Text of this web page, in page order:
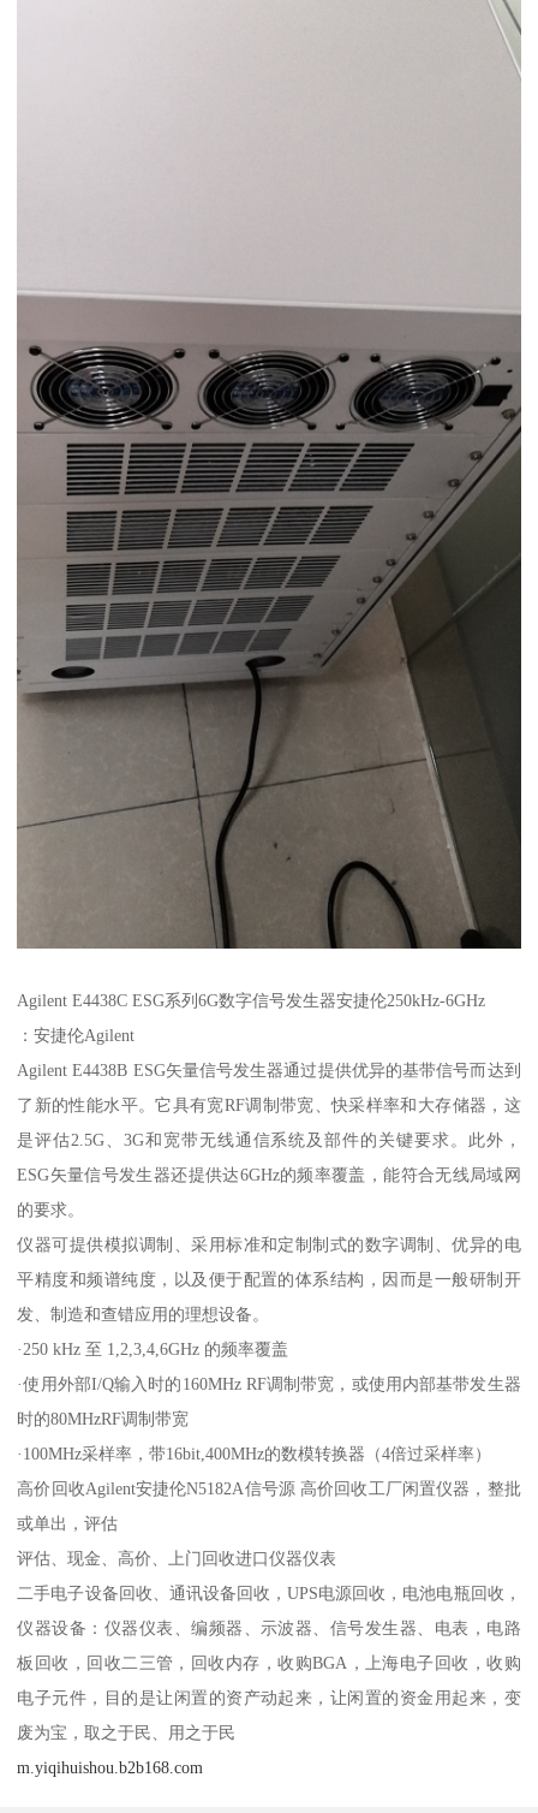
Agilent E4438C ESG系列6G数字信号发生器安捷伦250kHz-6GHz
：安捷伦Agilent
Agilent E4438B ESG矢量信号发生器通过提供优异的基带信号而达到
了新的性能水平。它具有宽RF调制带宽、快采样率和大存储器，这
是评估2.5G、3G和宽带无线通信系统及部件的关键要求。此外，
ESG矢量信号发生器还提供达6GHz的频率覆盖，能符合无线局域网
的要求。
仪器可提供模拟调制、采用标准和定制制式的数字调制、优异的电
平精度和频谱纯度，以及便于配置的体系结构，因而是一般研制开
发、制造和查错应用的理想设备。
·250 kHz 至 1,2,3,4,6GHz 的频率覆盖
·使用外部I/Q输入时的160MHz RF调制带宽，或使用内部基带发生器
时的80MHzRF调制带宽
·100MHz采样率，带16bit,400MHz的数模转换器（4倍过采样率）
高价回收Agilent安捷伦N5182A信号源 高价回收工厂闲置仪器，整批
或单出，评估
评估、现金、高价、上门回收进口仪器仪表
二手电子设备回收、通讯设备回收，UPS电源回收，电池电瓶回收，
仪器设备：仪器仪表、编频器、示波器、信号发生器、电表，电路
板回收，回收二三管，回收内存，收购BGA，上海电子回收，收购
电子元件，目的是让闲置的资产动起来，让闲置的资金用起来，变
废为宝，取之于民、用之于民
m.yiqihuishou.b2b168.com